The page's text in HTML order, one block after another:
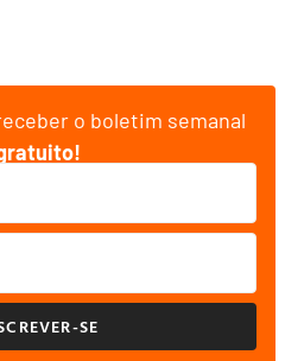
o boletim semanal
SE